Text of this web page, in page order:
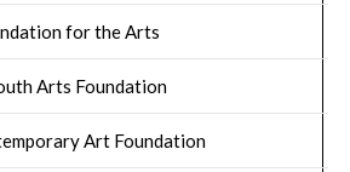
for the Arts
Arts Foundation
Art Foundation